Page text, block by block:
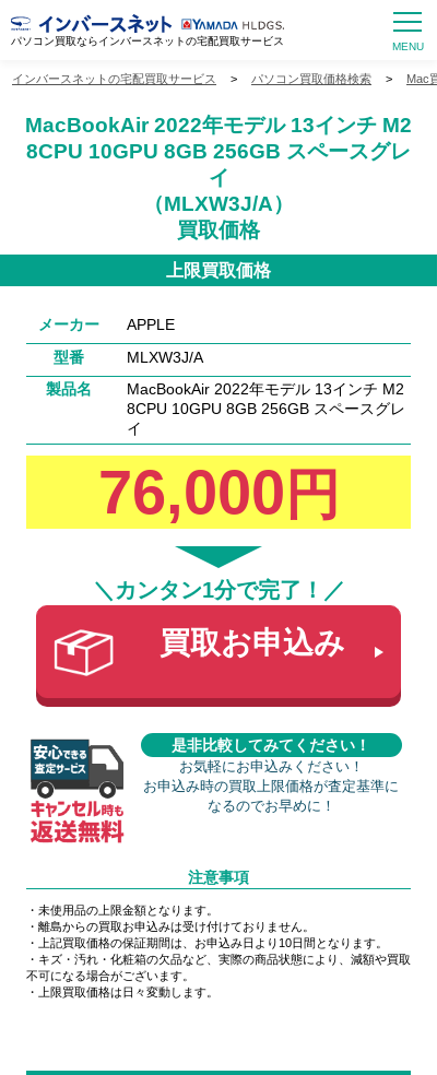
パソコン買取ならインバースネットの宅配買取サービス
インバースネットの宅配買取サービス > パソコン買取価格検索 > Mac
MacBookAir 2022年モデル 13インチ M2
8CPU 10GPU 8GB 256GB スペースグレ
イ
（MLXW3J/A）
買取価格
上限買取価格
メーカー
APPLE
型番
MLXW3J/A
製品名
MacBookAir 2022年モデル 13インチ M2
8CPU 10GPU 8GB 256GB スペースグレ
イ
76,000 円
＼カンタン1分で完了！／
買取お申込み
是非比較してみてください！
お気軽にお申込みください！
お申込み時の買取上限価格が査定基準に
なるのでお早めに！
注意事項
・未使用品の上限金額となります。
・離島からの買取お申込みは受け付けておりません。
・上記買取価格の保証期間は、お申込み日より10日間となります。
・キズ・汚れ・化粧箱の欠品など、実際の商品状態により、減額や買取
不可になる場合がございます。
・上限買取価格は日々変動します。